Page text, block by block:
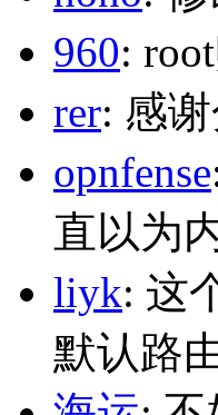
960:
rer: 感
opnfense
直以为
liyk: 这
默认路